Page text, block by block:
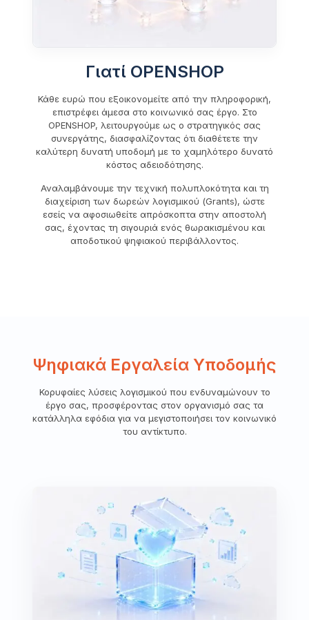
Γιατί OPENSHOP
Κάθε ευρώ που εξοικονομείτε από την πληροφορική,
επιστρέφει άμεσα στο κοινωνικό σας έργο. Στο
OPENSHOP, λειτουργούμε ως ο στρατηγικός σας
συνεργάτης, διασφαλίζοντας ότι διαθέτετε την
καλύτερη δυνατή υποδομή με το χαμηλότερο δυνατό
κόστος αδειοδότησης.
Αναλαμβάνουμε την τεχνική πολυπλοκότητα και τη
διαχείριση των δωρεών λογισμικού (Grants), ώστε
εσείς να αφοσιωθείτε απρόσκοπτα στην αποστολή
σας, έχοντας τη σιγουριά ενός θωρακισμένου και
αποδοτικού ψηφιακού περιβάλλοντος.
Ψηφιακά Εργαλεία Υποδομής
Κορυφαίες λύσεις λογισμικού που ενδυναμώνουν το
έργο σας, προσφέροντας στον οργανισμό σας τα
κατάλληλα εφόδια για να μεγιστοποιήσει τον κοινωνικό
του αντίκτυπο.